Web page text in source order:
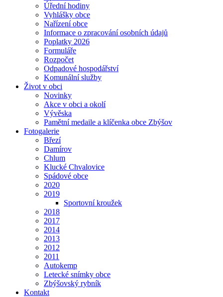
Úřední hodiny
Vyhlášky obce
Nařízení obce
Informace o zpracování osobních údajů
Poplatky 2026
Formuláře
Rozpočet
Odpadové hospodářství
Komunální služby
Život v obci
Novinky
Akce v obci a okolí
Vývěska
Pamětní medaile a klíčenka obce Zbýšov
Fotogalerie
Březí
Damírov
Chlum
Klucké Chvalovice
Spádové obce
2020
2019
Sportovní kroužek
2018
2017
2014
2013
2012
2011
Autokemp
Letecké snímky obce
Zbýšovský rybník
Kontakt